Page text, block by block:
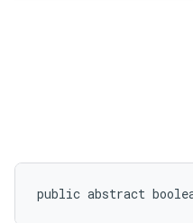
public abstract